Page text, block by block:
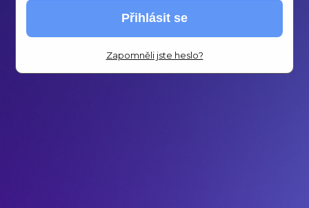
Přihlásit se
Zapomněli jste heslo?